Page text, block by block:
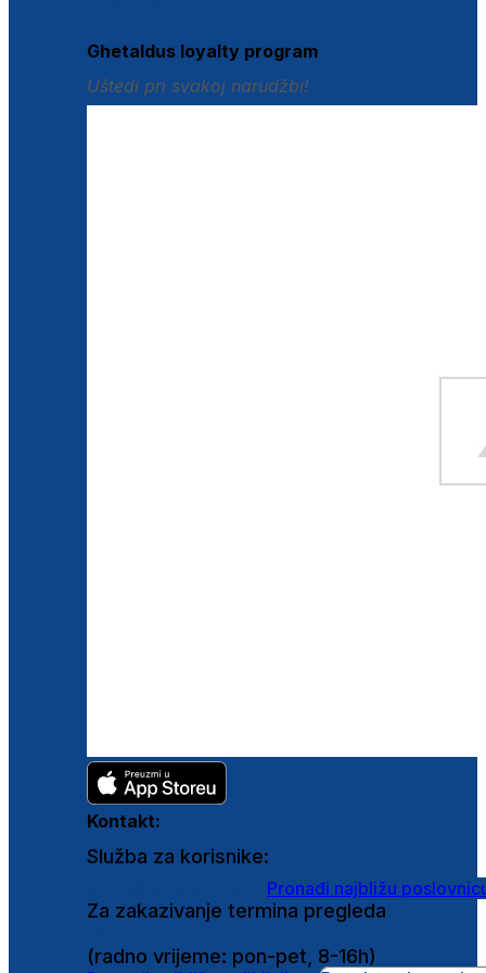
Ghetaldus loyalty program
Uštedi pri svakoj narudžbi!
Kontakt:
Služba za korisnike:
Pronađi najbližu
Za zakazivanje termina pregleda
(radno vrijeme: pon-pet, 8-16h)